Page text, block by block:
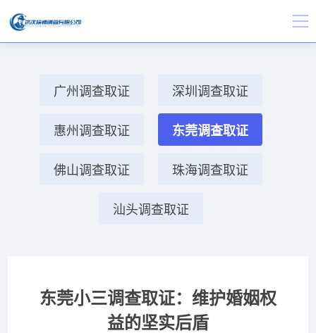
广州调查取证 深圳调查取证
惠州调查取证 东莞调查取证
佛山调查取证 珠海调查取证
汕头调查取证
东莞小三调查取证：维护婚姻权
益的坚实后盾